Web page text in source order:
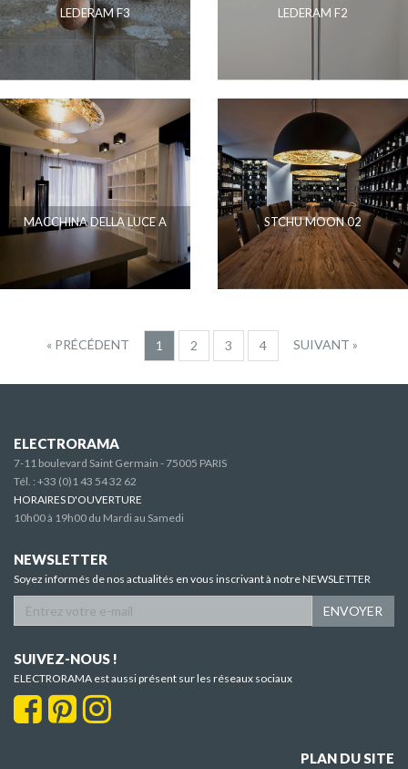
LEDERAM F3 LEDERAM F2
MACCHINA DELLA LUCE A STCHU MOON 02
« PRÉCÉDENT 1 2 3 4 SUIVANT »
ELECTRORAMA
7-11 boulevard Saint Germain - 75005 PARIS
Tél. : +33 (0)1 43 54 32 62
HORAIRES D'OUVERTURE
10h00 à 19h00 du Mardi au Samedi
NEWSLETTER
Soyez informés de nos actualités en vous inscrivant à notre NEWSLETTER
ENVOYER
SUIVEZ-NOUS !
ELECTRORAMA est aussi présent sur les réseaux sociaux
PLAN DU SITE